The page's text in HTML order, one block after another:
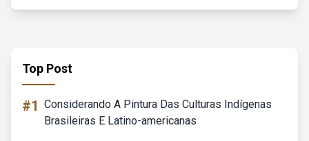
Top Post
#1 Considerando A Pintura Das Culturas Indígenas
Brasileiras E Latino-americanas